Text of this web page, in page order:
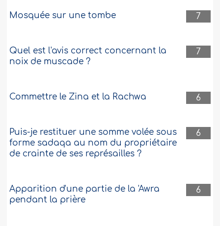
7
Mosquée sur une tombe
7
Quel est l'avis correct concernant la
noix de muscade ?
6
Commettre le Zina et la Rachwa
6
Puis-je restituer une somme volée sous
forme sadaqa au nom du propriétaire
de crainte de ses représailles ?
6
Apparition d'une partie de la 'Awra
pendant la prière